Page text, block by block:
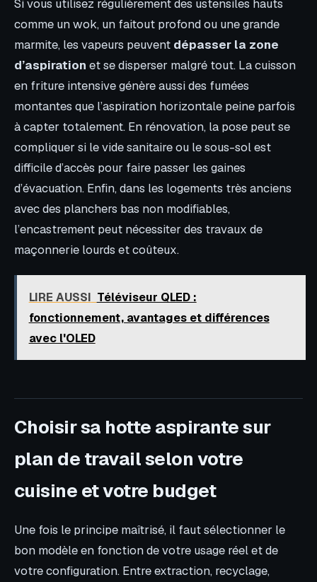
Si vous utilisez régulièrement des ustensiles hauts
comme un wok, un faitout profond ou une grande
marmite, les vapeurs peuvent dépasser la zone
d’aspiration et se disperser malgré tout. La cuisson
en friture intensive génère aussi des fumées
montantes que l’aspiration horizontale peine parfois
à capter totalement. En rénovation, la pose peut se
compliquer si le vide sanitaire ou le sous-sol est
difficile d’accès pour faire passer les gaines
d’évacuation. Enfin, dans les logements très anciens
avec des planchers bas non modifiables,
l’encastrement peut nécessiter des travaux de
maçonnerie lourds et coûteux.
LIRE AUSSI Téléviseur QLED :
fonctionnement, avantages et différences
avec l'OLED
Choisir sa hotte aspirante sur
plan de travail selon votre
cuisine et votre budget
Une fois le principe maîtrisé, il faut sélectionner le
bon modèle en fonction de votre usage réel et de
votre configuration. Entre extraction, recyclage,